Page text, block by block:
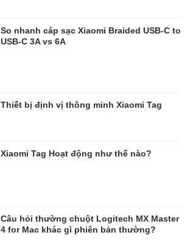
So nhanh cáp sạc Xiaomi Braided USB-C to
USB-C 3A vs 6A
Thiết bị định vị thông minh Xiaomi Tag
Xiaomi Tag Hoạt động như thế nào?
Câu hỏi thường chuột Logitech MX Master
4 for Mac khác gì phiên bản thường?